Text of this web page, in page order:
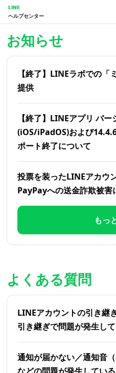
LINE
ヘルプセンター
お知らせ
【終了】LINEラボでの「
提供
【終了】LINEアプリ バ
(iOS/iPadOS)および
ポート終了について
投票を装ったLINEアカウ
PayPayへの送金詐欺被害
もっ
よくある質問
LINEアカウントの引き継
引き継ぎで問題が発生し
通知が届かない／通知音